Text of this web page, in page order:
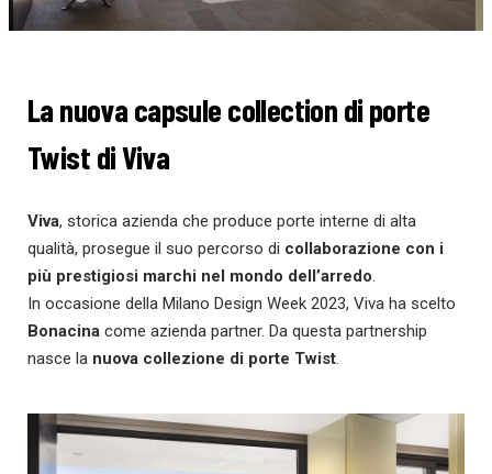
La nuova capsule collection di porte
Twist di Viva
Viva, storica azienda che produce porte interne di alta
qualità, prosegue il suo percorso di collaborazione con i
più prestigiosi marchi nel mondo dell’arredo.
In occasione della Milano Design Week 2023, Viva ha scelto
Bonacina come azienda partner. Da questa partnership
nasce la nuova collezione di porte Twist.